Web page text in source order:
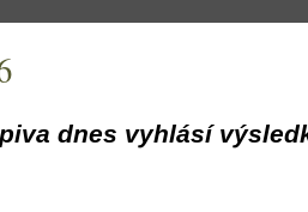
dnes vyhlásí